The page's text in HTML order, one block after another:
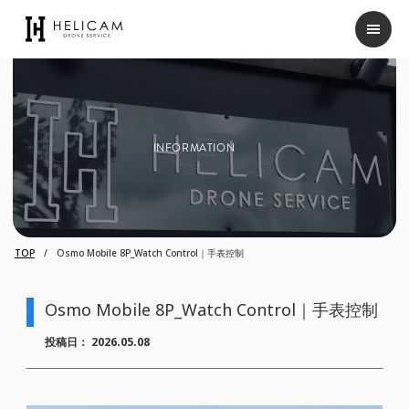
INFORMATION
TOP Osmo Mobile 8P_Watch Control｜手表控制
Osmo Mobile 8P_Watch Control｜手表控制
投稿日： 2026.05.08